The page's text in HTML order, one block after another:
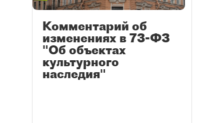
Комментарий об
изменениях в 73-ФЗ
"Об объектах
культурного
наследия"